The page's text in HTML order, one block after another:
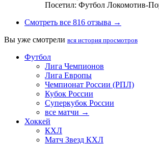
Посетил: Футбол Локомотив-
Смотреть все 816 отзыва →
Вы уже смотрели вся история просмотров
Футбол
Лига Чемпионов
Лига Европы
Чемпионат России (РПЛ)
Кубок России
Суперкубок России
все матчи →
Хоккей
КХЛ
Матч Звезд КХЛ